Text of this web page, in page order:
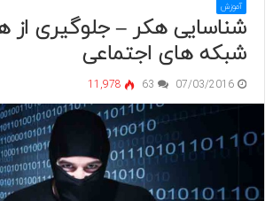
آموزش
شناسایی هکر – جلوگیری
شبکه های اجتماعی
07/03/2016
63
11,978